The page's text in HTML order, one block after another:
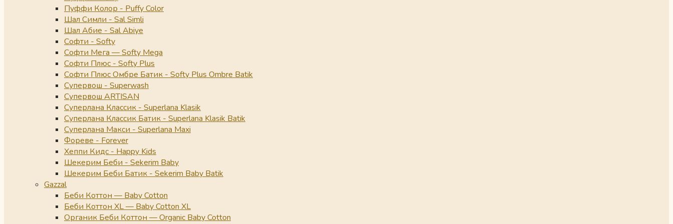
Пуффи Колор - Puffy Color
Шал Симли - Sal Simli
Шал Абие - Sal Abiye
Софти - Softy
Софти Мега — Softy Mega
Софти Плюс - Softy Plus
Софти Плюс Омбре Батик - Softy Plus Ombre Batik
Супервош - Superwash
Супервош ARTISAN
Суперлана Классик - Superlana Klasik
Суперлана Классик Батик - Superlana Klasik Batik
Суперлана Макси - Superlana Maxi
Фореве - Forever
Хеппи Кидс - Happy Kids
Шекерим Беби - Sekerim Baby
Шекерим Беби Батик - Sekerim Baby Batik
Gazzal
Беби Коттон — Baby Cotton
Беби Коттон XL — Baby Cotton XL
Органик Беби Коттон — Organic Baby Cotton